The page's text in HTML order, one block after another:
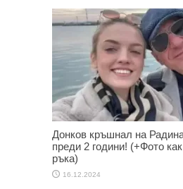
Донков кръшнал на
преди 2 години! (+Фото
ръка)
16.12.2024